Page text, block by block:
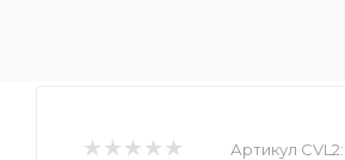
Артикул CVL2::